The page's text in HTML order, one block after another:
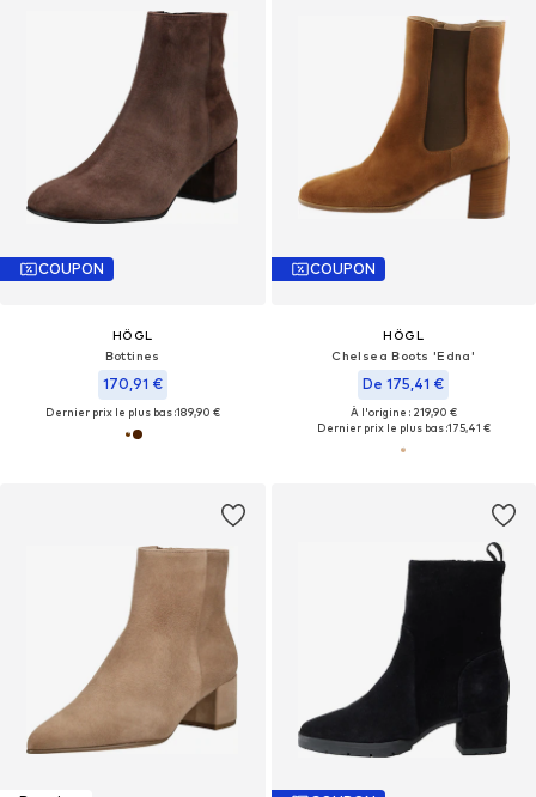
COUPON
HÖGL
Bottines
170,91 €
Dernier prix le plus bas :189,90 €
COUPON
HÖGL
Chelsea Boots 'Edna'
De 175,41 €
À l'origine : 219,90 €
Dernier prix le plus bas :175,41 €